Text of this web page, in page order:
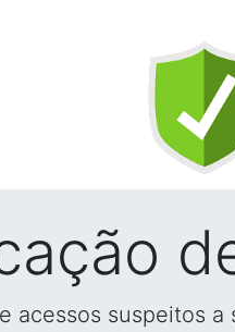
acessos suspeitos